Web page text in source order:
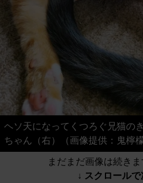
ヘソ天になってくつろぐ兄猫の
ちゃん（右）（画像提供：鬼檸檬
まだまだ画像は続きま
↓ スクロールで